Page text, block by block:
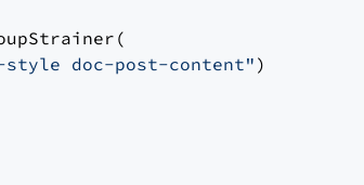
style doc-post-content")